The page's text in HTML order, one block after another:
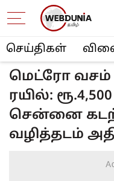
செய்திகள்
மெட்ரோ வசம்
ரயில்:
சென்னை
வழித்தடம்